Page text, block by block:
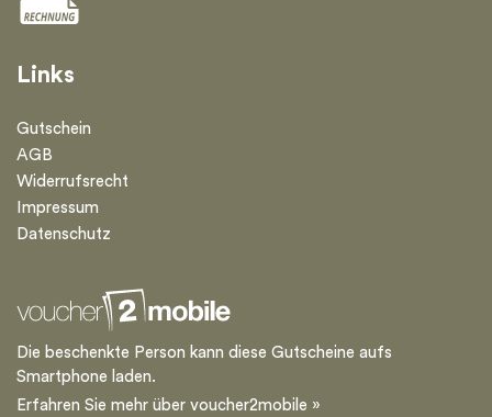
Links
Gutschein
AGB
Widerrufsrecht
Impressum
Datenschutz
Die beschenkte Person kann diese Gutscheine aufs
Smartphone laden.
Erfahren Sie mehr über voucher2mobile »